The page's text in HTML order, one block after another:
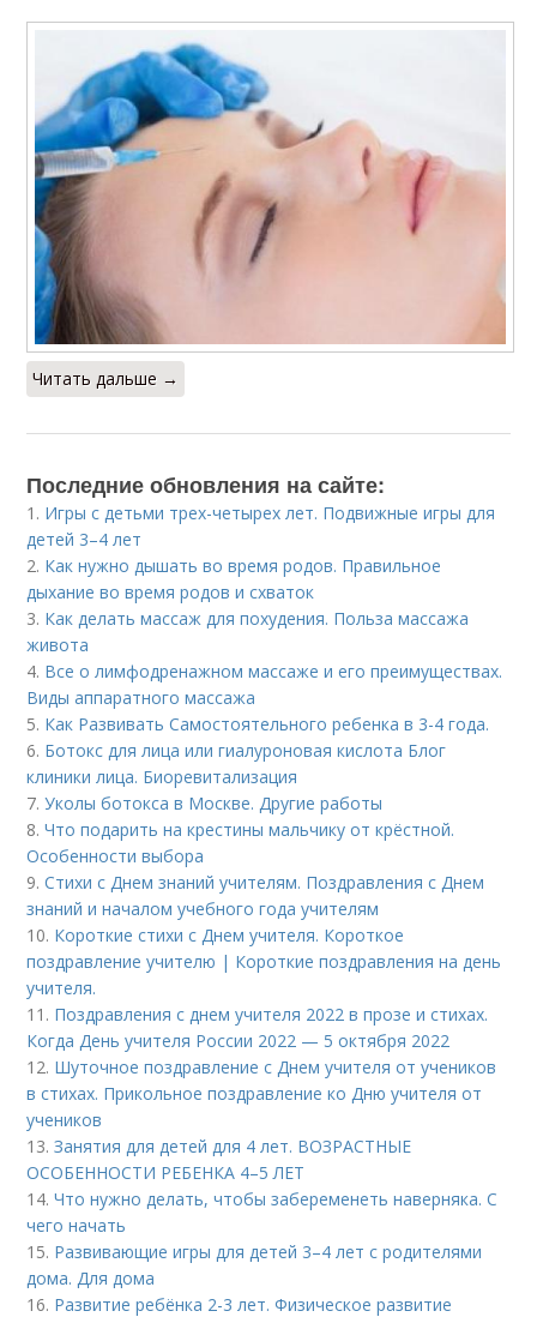
Читать дальше →
Последние обновления на сайте:
1. Игры с детьми трех-четырех лет. Подвижные игры для
детей 3–4 лет
2. Как нужно дышать во время родов. Правильное
дыхание во время родов и схваток
3. Как делать массаж для похудения. Польза массажа
живота
4. Все о лимфодренажном массаже и его преимуществах.
Виды аппаратного массажа
5. Как Развивать Самостоятельного ребенка в 3-4 года.
6. Ботокс для лица или гиалуроновая кислота Блог
клиники лица. Биоревитализация
7.Уколы ботокса в Москве. Другие работы
8.Что подарить на крестины мальчику от крёстной.
Особенности выбора
9.Стихи с Днем знаний учителям. Поздравления с Днем
знаний и началом учебного года учителям
10. Короткие стихи с Днем учителя. Короткое
поздравление учителю | Короткие поздравления на день
учителя.
11. Поздравления с днем учителя 2022 в прозе и стихах.
Когда День учителя России 2022 — 5 октября 2022
12. Шуточное поздравление с Днем учителя от учеников
в стихах. Прикольное поздравление ко Дню учителя от
учеников
13.Занятия для детей для 4 лет. ВОЗРАСТНЫЕ
ОСОБЕННОСТИ РЕБЕНКА 4–5 ЛЕТ
14.Что нужно делать, чтобы забеременеть наверняка. С
чего начать
15. Развивающие игры для детей 3–4 лет с родителями
дома. Для дома
16. Развитие ребёнка 2-3 лет. Физическое развитие